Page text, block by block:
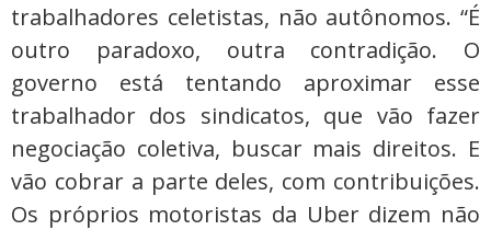
trabalhadores celetistas, não autônomos. “É
outro paradoxo, outra contradição. O
governo está tentando aproximar esse
trabalhador dos sindicatos, que vão fazer
negociação coletiva, buscar mais direitos. E
vão cobrar a parte deles, com contribuições.
Os próprios motoristas da Uber dizem não